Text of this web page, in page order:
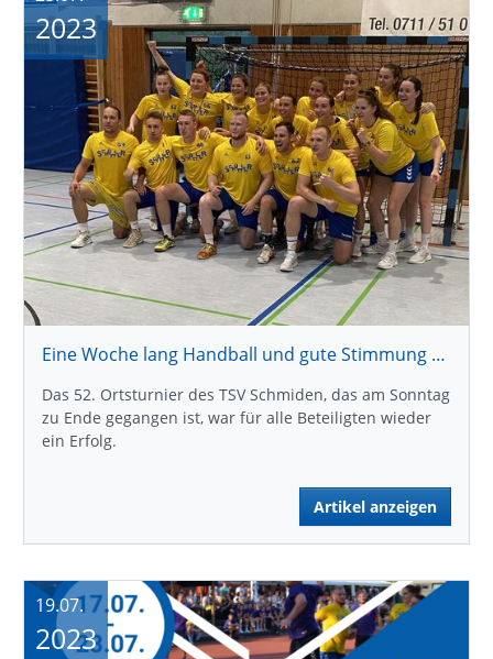
Eine Woche lang Handball und gute Stimmung pur
Das 52. Ortsturnier des TSV Schmiden, das am Sonntag
zu Ende gegangen ist, war für alle Beteiligten wieder
ein Erfolg.
Artikel anzeigen
2023
19.07.
2023